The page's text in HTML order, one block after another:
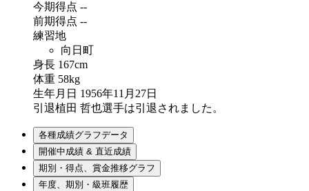
今期得点 --
前期得点 --
練習地
向日町
身長 167cm
体重 58kg
生年月日 1956年11月27日
引退植田 哲也選手は引退されました。
各種成績グラフデータ
開催中成績 & 直近成績
期別・得点、賞金推移グラフ
年度、期別・級班履歴